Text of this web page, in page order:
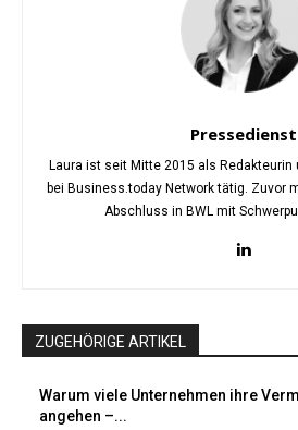
Pressedienst
Laura ist seit Mitte 2015 als Redakteurin
bei Business.today Network tätig. Zuvor
Abschluss in BWL mit
ZUGEHÖRIGE ARTIKEL
Warum viele Unternehmen ihre
angehen –...